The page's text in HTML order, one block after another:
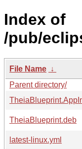
Index of
/pub/
File Name ↓
Parent directory/
TheiaBlueprint.deb
latest-linux.yml